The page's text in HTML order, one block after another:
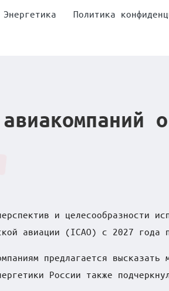
Энергетика Политика
и целесообразности
авиации (ICAO) с 2027 года
предлагается высказать
России также